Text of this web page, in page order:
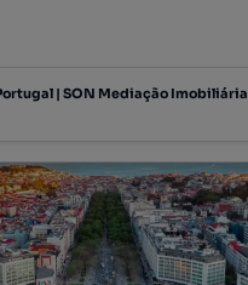
quadrado
| SON Mediação Imobiliária